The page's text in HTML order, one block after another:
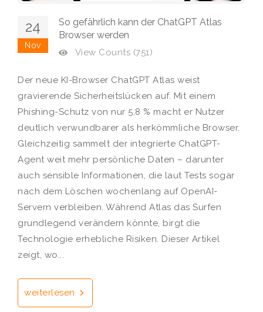
24
Nov
So gefährlich kann der ChatGPT Atlas
Browser werden
View Counts (751)
Der neue KI-Browser ChatGPT Atlas weist
gravierende Sicherheitslücken auf. Mit einem
Phishing-Schutz von nur 5,8 % macht er Nutzer
deutlich verwundbarer als herkömmliche Browser.
Gleichzeitig sammelt der integrierte ChatGPT-
Agent weit mehr persönliche Daten – darunter
auch sensible Informationen, die laut Tests sogar
nach dem Löschen wochenlang auf OpenAI-
Servern verbleiben. Während Atlas das Surfen
grundlegend verändern könnte, birgt die
Technologie erhebliche Risiken. Dieser Artikel
zeigt, wo...
weiterlesen